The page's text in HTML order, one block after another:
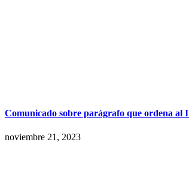
Comunicado sobre parágrafo que ordena al
noviembre 21, 2023